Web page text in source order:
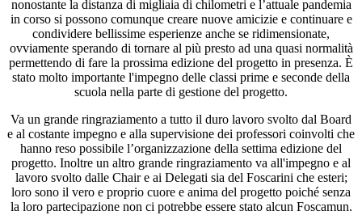
nonostante la distanza di migliaia di chilometri e l’attuale pandemia
in corso si possono comunque creare nuove amicizie e continuare e
condividere bellissime esperienze anche se ridimensionate,
ovviamente sperando di tornare al più presto ad una quasi normalità
permettendo di fare la prossima edizione del progetto in presenza. È
stato molto importante l'impegno delle classi prime e seconde della
scuola nella parte di gestione del progetto.
Va un grande ringraziamento a tutto il duro lavoro svolto dal Board
e al costante impegno e alla supervisione dei professori coinvolti che
hanno reso possibile l’organizzazione della settima edizione del
progetto. Inoltre un altro grande ringraziamento va all'impegno e al
lavoro svolto dalle Chair e ai Delegati sia del Foscarini che esteri;
loro sono il vero e proprio cuore e anima del progetto poiché senza
la loro partecipazione non ci potrebbe essere stato alcun Foscamun.